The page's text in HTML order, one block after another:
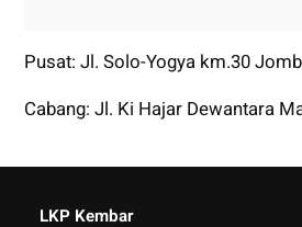
Pusat: Jl. Solo-Yogya km.30
Cabang: Jl. Ki Hajar Dewantara
LKP Kembar